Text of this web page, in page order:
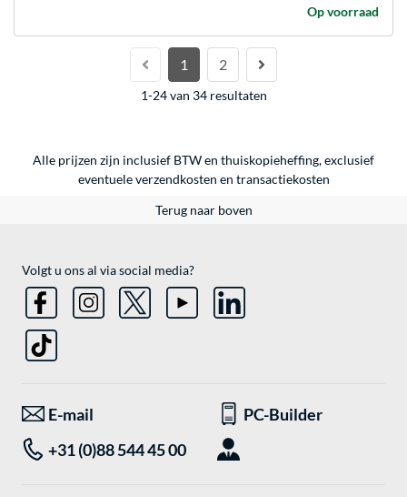
Op voorraad
1 2
1-24 van 34 resultaten
Alle prijzen zijn inclusief BTW en thuiskopieheffing, exclusief
eventueleverzendkosten en transactiekosten
Terug naar boven
Volgt u ons al via social media?
E-mail
PC-Builder
+31 (0)88 544 45 00